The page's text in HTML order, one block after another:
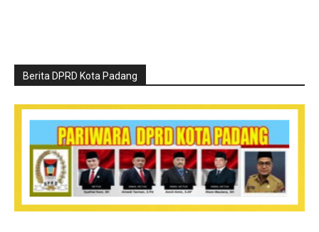
Berita DPRD Kota Padang